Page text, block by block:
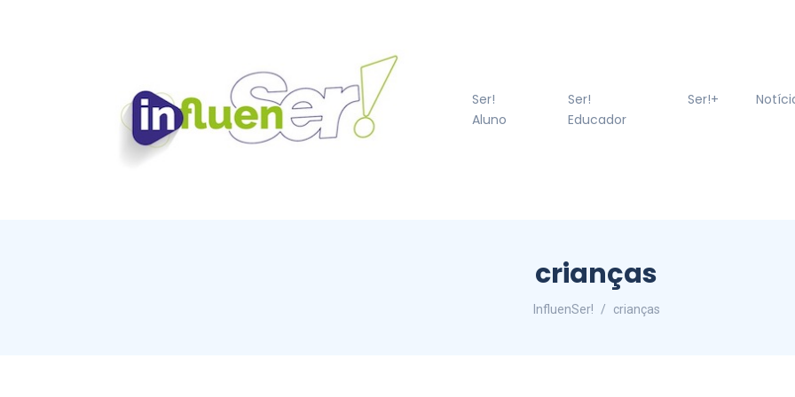
Ser!
Aluno
Ser!
Educador
Ser!+
crianças
InfluenSer! crianças